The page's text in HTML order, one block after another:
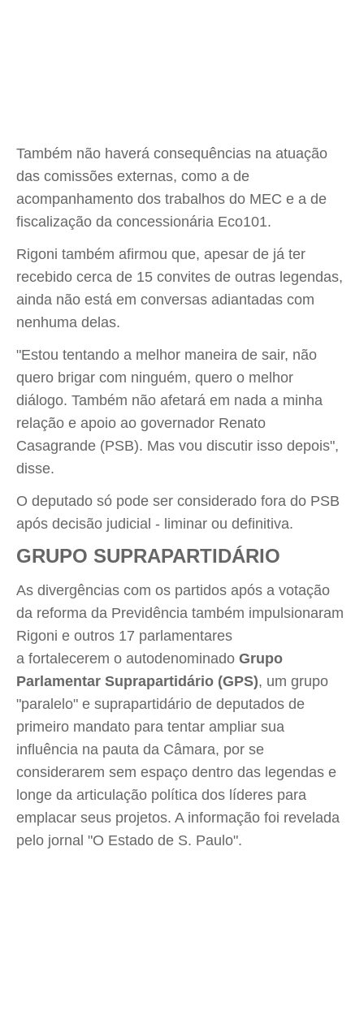
Também não haverá consequências na atuação
das comissões externas, como a de
acompanhamento dos trabalhos do MEC e a de
fiscalização da concessionária Eco101.
Rigoni também afirmou que, apesar de já ter
recebido cerca de 15 convites de outras legendas,
ainda não está em conversas adiantadas com
nenhuma delas.
"Estou tentando a melhor maneira de sair, não
quero brigar com ninguém, quero o melhor
diálogo. Também não afetará em nada a minha
relação e apoio ao governador Renato
Casagrande (PSB). Mas vou discutir isso depois",
disse.
O deputado só pode ser considerado fora do PSB
após decisão judicial - liminar ou definitiva.
GRUPO SUPRAPARTIDÁRIO
As divergências com os partidos após a votação
da reforma da Previdência também impulsionaram
Rigoni e outros 17 parlamentares
a fortalecerem o autodenominado Grupo
Parlamentar Suprapartidário (GPS), um grupo
"paralelo" e suprapartidário de deputados de
primeiro mandato para tentar ampliar sua
influência na pauta da Câmara, por se
considerarem sem espaço dentro das legendas e
longe da articulação política dos líderes para
emplacar seus projetos. A informação foi revelada
pelo jornal "O Estado de S. Paulo".